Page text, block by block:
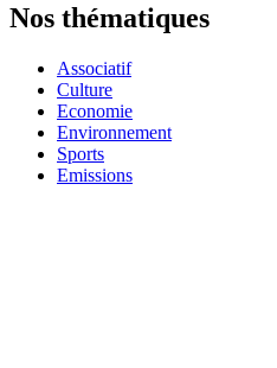
Nos thématiques
Associatif
Culture
Economie
Environnement
Sports
Emissions